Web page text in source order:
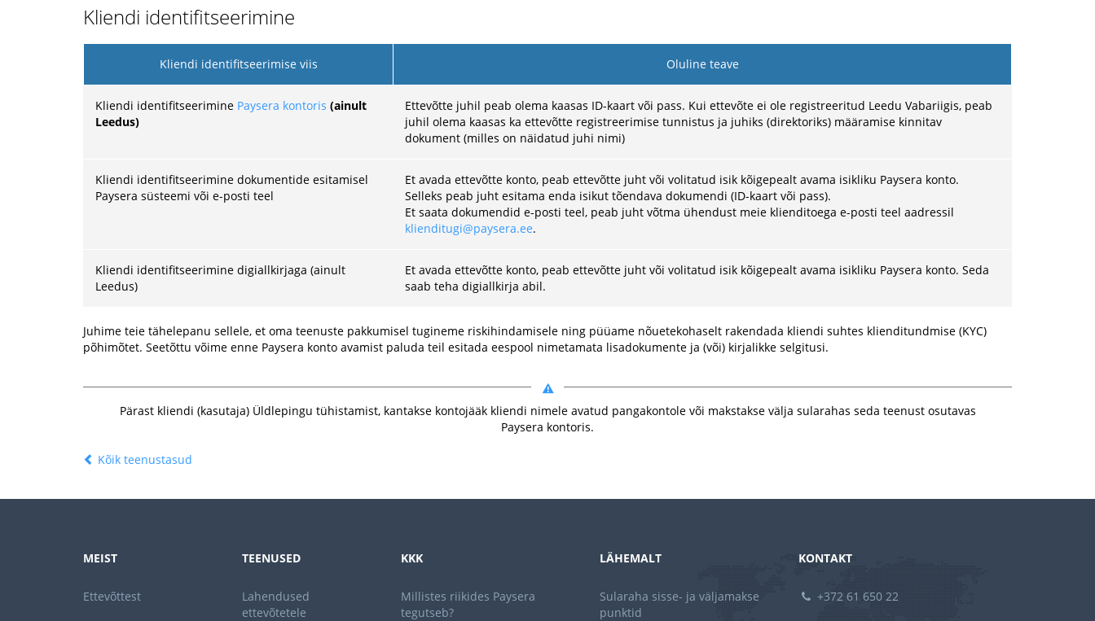
Kliendi identifitseerimine
Kliendi identifitseerimise viis Oluline teave
Kliendi identifitseerimine Paysera kontoris (ainult
Leedus)
Ettevõtte juhil peab olema kaasas ID-kaart või pass. Kui ettevõte ei ole registreeritud Leedu Vabariigis, peab
juhil olema kaasas ka ettevõtte registreerimise tunnistus ja juhiks (direktoriks) määramise kinnitav
dokument (milles on näidatud juhi nimi)
Kliendi identifitseerimine dokumentide esitamisel
Paysera süsteemi või e-posti teel
Et avada ettevõtte konto, peab ettevõtte juht või volitatud isik kõigepealt avama isikliku Paysera konto.
Selleks peab juht esitama enda isikut tõendava dokumendi (ID-kaart või pass).
Et saata dokumendid e-posti teel, peab juht võtma ühendust meie klienditoega e-posti teel aadressil
klienditugi@paysera.ee.
Kliendi identifitseerimine digiallkirjaga (ainult
Leedus)
Et avada ettevõtte konto, peab ettevõtte juht või volitatud isik kõigepealt avama isikliku Paysera konto. Seda
saab teha digiallkirja abil.
Juhime teie tähelepanu sellele, et oma teenuste pakkumisel tugineme riskihindamisele ning püüame nõuetekohaselt rakendada kliendi suhtes klienditundmise (KYC)
põhimõtet. Seetõttu võime enne Paysera konto avamist paluda teil esitada eespool nimetamata lisadokumente ja (või) kirjalikke selgitusi.
Pärast kliendi (kasutaja) Üldlepingu tühistamist, kantakse kontojääk kliendi nimele avatud pangakontole või makstakse välja sularahas seda teenust osutavas
Paysera kontoris.
Kõik teenustasud
MEIST
Ettevõttest
TEENUSED
Lahendused
ettevõtetele
KKK
Millistes riikides Paysera
tegutseb?
LÄHEMALT
Sularaha sisse- ja väljamakse
punktid
KONTAKT
+372 61 650 22